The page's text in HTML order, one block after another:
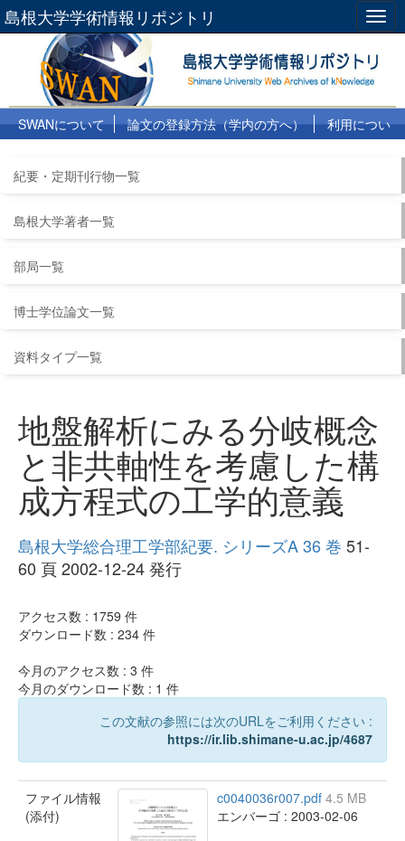
島根大学学術情報リポジトリ
SWANについて 論文の登録方法（学内の方へ）
利用につい
紀要・定期刊行物一覧
島根大学著者一覧
部局一覧
博士学位論文一覧
資料タイプ一覧
地盤解析にみる分岐概念
と非共軸性を考慮した構
成方程式の工学的意義
島根大学総合理工学部紀要. シリーズA 36 巻 51-
60 頁 2002-12-24 発行
アクセス数 : 1759 件
ダウンロード数 : 234 件
今月のアクセス数 : 3 件
今月のダウンロード数 : 1 件
この文献の参照には次のURLをご利用ください :
https://ir.lib.shimane-u.ac.jp/4687
ファイル情報
(添付)
c0040036r007.pdf 4.5 MB
エンバーゴ : 2003-02-06